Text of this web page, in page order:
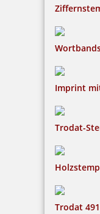
Imprint
Trodat-
Trodat